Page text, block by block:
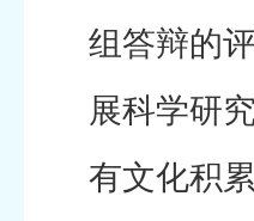
组答辩的
展科学研
有文化积